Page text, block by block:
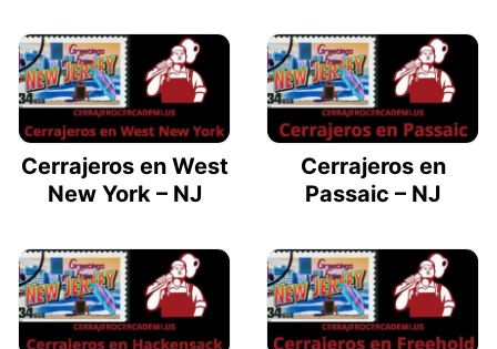
Cerrajeros en West
New York – NJ
Cerrajeros en
Passaic – NJ